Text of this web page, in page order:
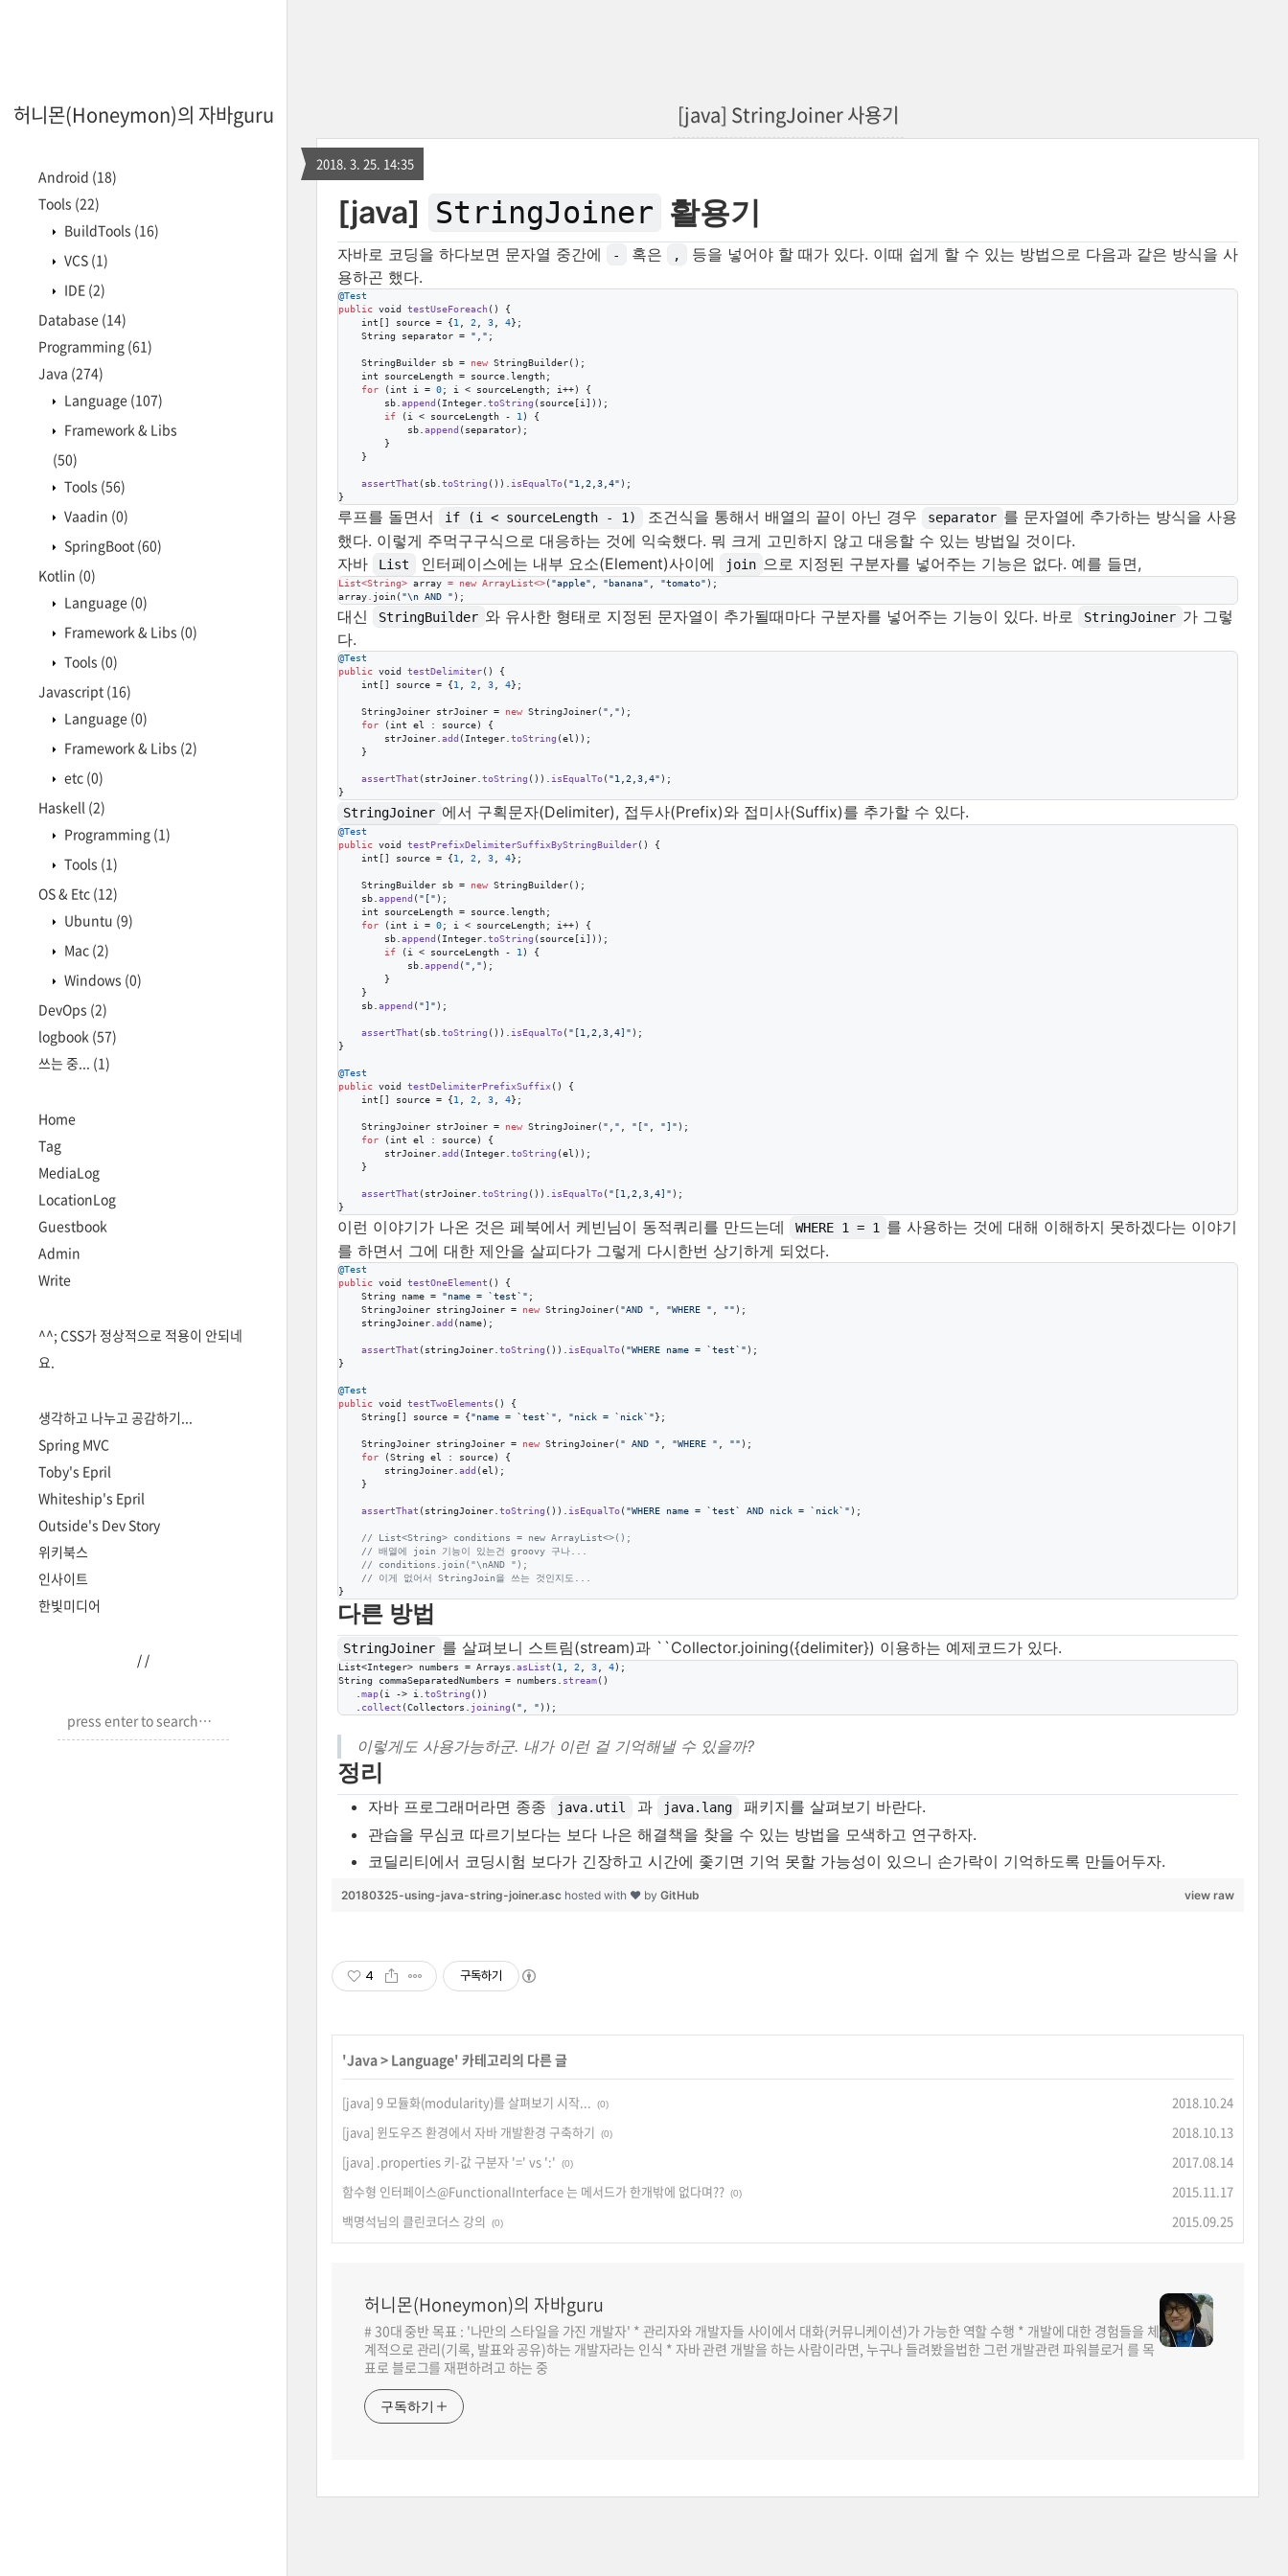
허니몬(Honeymon)의 자바guru
Android (18)
Tools (22)
BuildTools (16)
VCS (1)
IDE (2)
Database (14)
Programming (61)
Java (274)
Language (107)
Framework & Libs
(50)
Tools (56)
Vaadin (0)
SpringBoot (60)
Kotlin (0)
Language (0)
Framework & Libs (0)
Tools (0)
Javascript (16)
Language (0)
Framework & Libs (2)
etc (0)
Haskell (2)
Programming (1)
Tools (1)
OS & Etc (12)
Ubuntu (9)
Mac (2)
Windows (0)
DevOps (2)
logbook (57)
쓰는 중... (1)
Home
Tag
MediaLog
LocationLog
Guestbook
Admin
Write
^^; CSS가 정상적으로 적용이 안되네
요.
생각하고 나누고 공감하기...
Spring MVC
Toby's Epril
Whiteship's Epril
Outside's Dev Story
위키북스
인사이트
한빛미디어
/ /
[java] StringJoiner 사용기
2018. 3. 25. 14:35
[java] StringJoiner 활용기
자바로 코딩을 하다보면 문자열 중간에 - 혹은 ,
등을 넣어야 할 때가 있다. 이때 쉽게 할 수 있는 방법으로 다음과 같은 방식을 사
용하곤 했다.
@Test
public void testUseForeach () {
int [] source = {1, 2, 3, 4};
String
separator = "," ;
StringBuilder sb = new StringBuilder();
int
sourceLength = source.length;
for (int i = 0; i < sourceLength; i++) {
sb.append ( Integer.toString ( source [i]));
if (i < sourceLength - 1) {
sb.append ( separator);
        }
    }
assertThat ( sb.toString ()). isEqualTo( "1,2,3,4" );
}
루프를 돌면서 if (i < sourceLength - 1) 조건식을 통해서 배열의 끝이 아닌 경우 separator 를 문자열에 추가하는 방식을 사용
했다. 이렇게 주먹구구식으로 대응하는 것에 익숙했다. 뭐 크게 고민하지 않고 대응할 수 있는 방법일 것이다.
자바
List 인터페이스에는 내부 요소(Element)사이에 join 으로 지정된 구분자를 넣어주는 기능은 없다. 예를 들면,
List<String> array = new ArrayList<>( "apple" "banana" "tomato" );
array
join( "\n AND " );
대신 StringBuilder 와 유사한 형태로 지정된 문자열이 추가될때마다 구분자를 넣어주는 기능이 있다. 바로 StringJoiner 가 그렇
다.
@Test
public void testDelimiter() {
int
source = { 1, 2, 3, 4};
StringJoiner strJoiner = new StringJoiner( "," );
for (int el : source) {
strJoiner.add ( Integer.toString (el ));
    }
assertThat ( strJoiner.toString ()). isEqualTo( "1,2,3,4" );
}
StringJoiner 에서 구획문자(Delimiter), 접두사(Prefix)와 접미사(Suffix)를 추가할 수 있다.
@Test
public void testPrefixDelimiterSuffixByStringBuilder() {
int [] source = {1 2 3 4};
StringBuilder sb = new StringBuilder();
sb append ( "[" );
int
sourceLength = source length;
for ( int i = 0; i < sourceLength; i++) {
sb append ( Integer toString ( source [i ]));
if ( i < sourceLength - 1 ) {
sb append ( "," );
        }
    }
sb append ( "]" );
assertThat ( sb toString ()). isEqualTo( "[1,2,3,4]" );
}
@Test
public void testDelimiterPrefixSuffix () {
int [] source = {1 2 3 4};
StringJoiner strJoiner = new StringJoiner( "," "[" "]" );
for ( int el : source) {
strJoiner add ( Integer toString (el ));
    }
assertThat ( strJoiner toString ()). isEqualTo( "[1,2,3,4]" );
}
이런 이야기가 나온 것은 페북에서 케빈님이 동적쿼리를 만드는데 WHERE 1 = 1
를 사용하는 것에 대해 이해하지 못하겠다는 이야기
를 하면서 그에 대한 제안을 살피다가 그렇게 다시한번 상기하게 되었다.
@Test
public void testOneElement () {
String
name = "name = `test`" ;
StringJoiner
stringJoiner = new StringJoiner( "AND " "WHERE " "" );
stringJoiner add ( name);
assertThat ( stringJoiner toString ()). isEqualTo( "WHERE name = `test`" );
}
@Test
public void testTwoElements () {
String [] source = {"name = `test`" "nick = `nick`"};
StringJoiner stringJoiner = new StringJoiner( " AND " "WHERE " "" );
for (String el : source) {
stringJoiner add (el );
    }
assertThat ( stringJoiner toString ()). isEqualTo( "WHERE name = `test` AND nick = `nick`" );
// List<String> conditions = new ArrayList<>();
// 배열에 join 기능이 있는건 groovy 구나...
// conditions.join("\nAND ");
// 이게 없어서 StringJoin을 쓰는 것인지도...
}
다른 방법
StringJoiner 를 살펴보니 스트림(stream)과 ``Collector.joining({delimiter}) 이용하는 예제코드가 있다.
List<Integer> numbers = Arrays asList ( 1 2 3 4
String
commaSeparatedNumbers = numbers stream()
map( i -> i toString ())
collect (Collectors joining ( ", " ));
이렇게도 사용가능하군. 내가 이런 걸 기억해낼 수 있을까?
정리
자바 프로그래머라면 종종 java.util 과 java.lang
패키지를 살펴보기 바란다.
관습을 무심코 따르기보다는 보다 나은 해결책을 찾을 수 있는 방법을 모색하고 연구하자.
코딜리티에서 코딩시험 보다가 긴장하고 시간에 좇기면 기억 못할 가능성이 있으니 손가락이 기억하도록 만들어두자.
view raw
20180325-using-java-string-joiner.asc hosted with ❤ by GitHub
4 구독하기
'Java> Language' 카테고리의 다른 글
[java] 9 모듈화(modularity)를 살펴보기 시작... (0)
2018.10.24
[java] 윈도우즈 환경에서 자바 개발환경 구축하기
(0)
2018.10.13
[java] .properties 키-값 구분자 '=' vs ':'
(0)
2017.08.14
함수형 인터페이스@FunctionalInterface 는 메서드가 한개밖에 없다며?? (0)
2015.11.17
백명석님의 클린코더스 강의
(0) 2015.09.25
허니몬(Honeymon)의 자바guru
# 30대 중반 목표 : '나만의 스타일을 가진 개발자' * 관리자와 개발자들 사이에서 대화(커뮤니케이션)가 가능한 역할 수행 * 개발에 대한 경험들을 체
계적으로 관리(기록, 발표와 공유)하는 개발자라는 인식 * 자바 관련 개발을 하는 사람이라면, 누구나 들려봤을법한 그런 개발관련 파워블로거 를 목
표로 블로그를 재편하려고 하는 중
구독하기